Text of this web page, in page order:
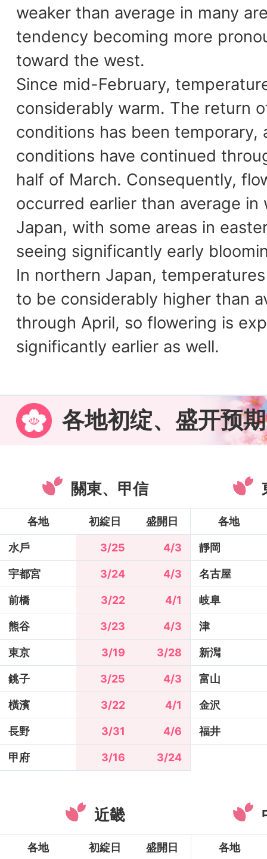
weaker than average in many
tendency becoming more
toward the west.
Since mid-February,
considerably warm. The return
conditions has been temporary,
conditions have continued
half of March. Consequently,
occurred earlier than average in
Japan, with some areas in
seeing significantly early
In northern Japan,
to be considerably higher than
through April, so flowering is
significantly earlier as well.
各地初绽、盛开预
關東、甲信
各地 初綻日 盛開日
水戶 3/25 4/3
宇都宮 3/24 4/3
前橋 3/22 4/1
熊谷 3/23 4/3
東京 3/19 3/28
銚子 3/25 4/3
橫濱 3/22 4/1
長野 3/31 4/6
甲府 3/16 3/24
各地
靜岡
名古屋
岐阜
津
新澙
富山
金沢
福井
近畿
各地 初綻日 盛開日 各地